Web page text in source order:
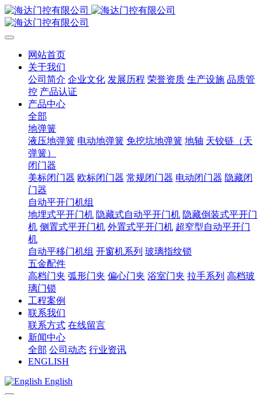
网站首页
关于我们
公司简介 企业文化 发展历程 荣誉资质 生产设施 品质管
控 产品认证
产品中心
全部
地弹簧
液压地弹簧 电动地弹簧 免挖坑地弹簧 地轴 天铰链（天
弹簧）
闭门器
美标闭门器 欧标闭门器 常规闭门器 电动闭门器 隐藏闭
门器
自动平开门机组
地埋式平开门机 隐藏式自动平开门机 隐藏倒装式平开门
机 侧置式平开门机 外置式平开门机 超窄型自动平开门
机
自动平移门机组 开窗机系列 玻璃指纹锁
五金配件
高档门夹 弧形门夹 偏心门夹 浴室门夹 拉手系列 高档玻
璃门锁
工程案例
联系我们
联系方式 在线留言
新闻中心
全部 公司动态 行业资讯
ENGLISH
English